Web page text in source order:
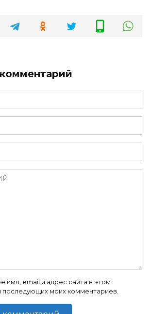
имя, email и адрес сайта в этом
последующих моих комментариев.